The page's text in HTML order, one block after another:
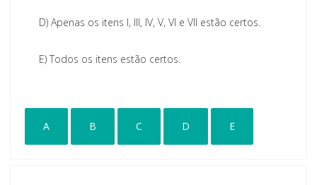
D) Apenas os itens I, III, IV, V, VI e VII estão certos.
E) Todos os itens estão certos.
A B C D E